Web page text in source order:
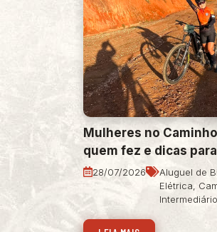
Mulheres no
quem fez e dicas
28/07/2026 Aluguel de
Elétrica